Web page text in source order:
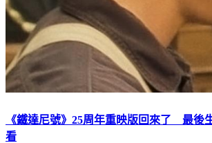
《鐵達尼號》25周年重映版回來了 最後
看